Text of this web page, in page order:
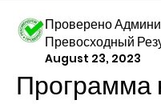
Проверено
Превосходный
August 23, 2023
Программа